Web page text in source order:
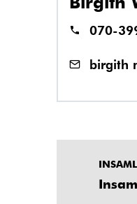
070-
birgith